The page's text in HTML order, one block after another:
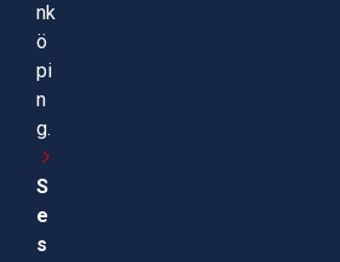
nk
ö
pi
n
g.
S
e
s